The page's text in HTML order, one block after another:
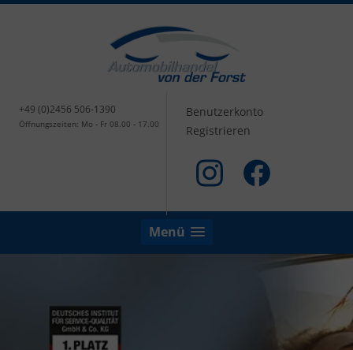
+49 (0)2456 506-1390
Öffnungszeiten: Mo - Fr 08.00 - 17.00
Benutzerkonto
Registrieren
Menü